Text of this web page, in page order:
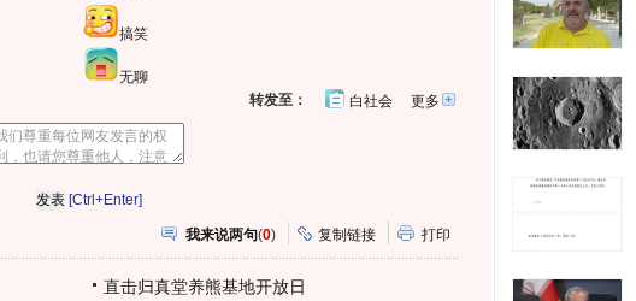
搞笑
无聊
更多开
转发至： 白社会
[Ctrl+Enter]
我来说两句(0) 复制链接 打印
直击归真堂养熊基地开放日